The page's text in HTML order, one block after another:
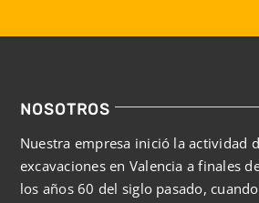
NOSOTROS
Nuestra empresa inició la actividad
excavaciones en Valencia a finales
los años 60 del siglo pasado, cuando